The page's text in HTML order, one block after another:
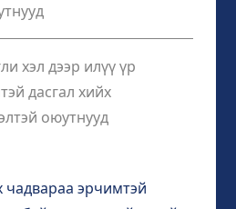
хэл дээр илүү үр
дасгал хийх
оюутнууд
чадвараа эрчимтэй